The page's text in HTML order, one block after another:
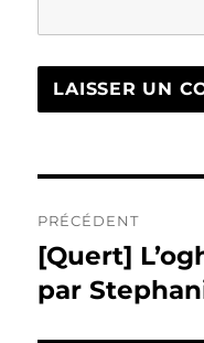
de
l’article
PRÉCÉDENT
Publication
précédente :
[Quert]
par